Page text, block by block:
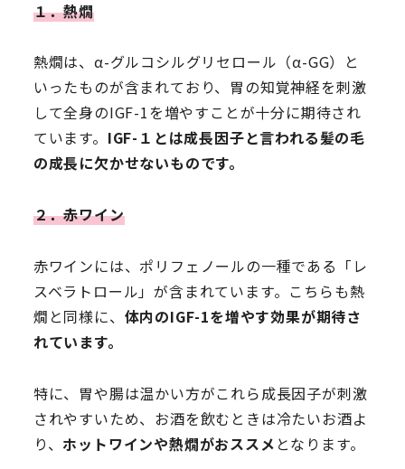
１．熱燗
熱燗は、α-グルコシルグリセロール（α-GG）と
いったものが含まれており、胃の知覚神経を刺激
して全身のIGF-1を増やすことが十分に期待され
ています。 IGF-１とは成長因子と言われる髪の毛
の成長に欠かせないものです。
２．赤ワイン
赤ワインには、ポリフェノールの一種である「レ
スベラトロール」が含まれています。こちらも熱
燗と同様に、 体内のIGF-1を増やす効果が期待さ
れています。
特に、胃や腸は温かい方がこれら成長因子が刺激
されやすいため、お酒を飲むときは冷たいお酒よ
り、 ホットワインや熱燗がおススメ となります。